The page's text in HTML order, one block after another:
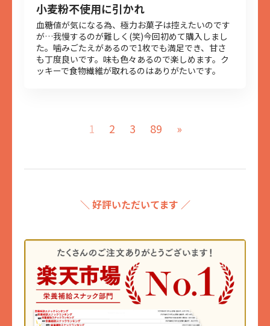
小麦粉不使用に引かれ
血糖値が気になる為、極力お菓子は控えたいのです
が…我慢するのが難しく(笑)今回初めて購入しまし
た。噛みごたえがあるので1枚でも満足でき、甘さ
も丁度良いです。味も色々あるので楽しめます。ク
ッキーで食物繊維が取れるのはありがたいです。
1 2 3 89 »
＼ 好評いただいてます ／